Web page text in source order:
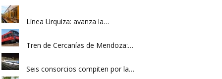
Línea Urquiza: avanza la…
Tren de Cercanías de Mendoza:…
Seis consorcios compiten por la…